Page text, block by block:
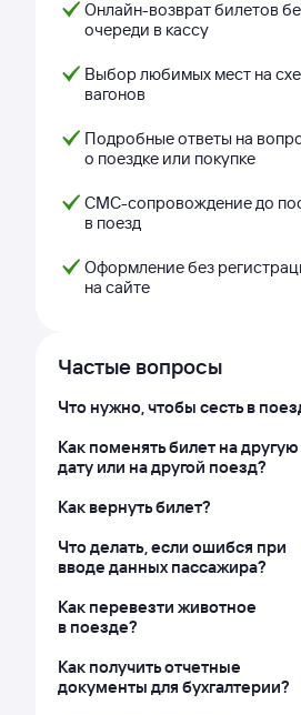
Онлайн-возврат билетов
очереди в кассу
Выбор любимых мест на
вагонов
Подробные ответы на
о поездке или покупке
СМС-сопровождение до
в поезд
Оформление без
на сайте
Частые вопросы
Что нужно, чтобы сесть в
Как поменять билет на другую
дату или на другой поезд?
Как вернуть билет?
Что делать, если ошибся при
вводе данных пассажира?
Как перевезти животное
в поезде?
Как получить отчетные
документы для бухгалтерии?